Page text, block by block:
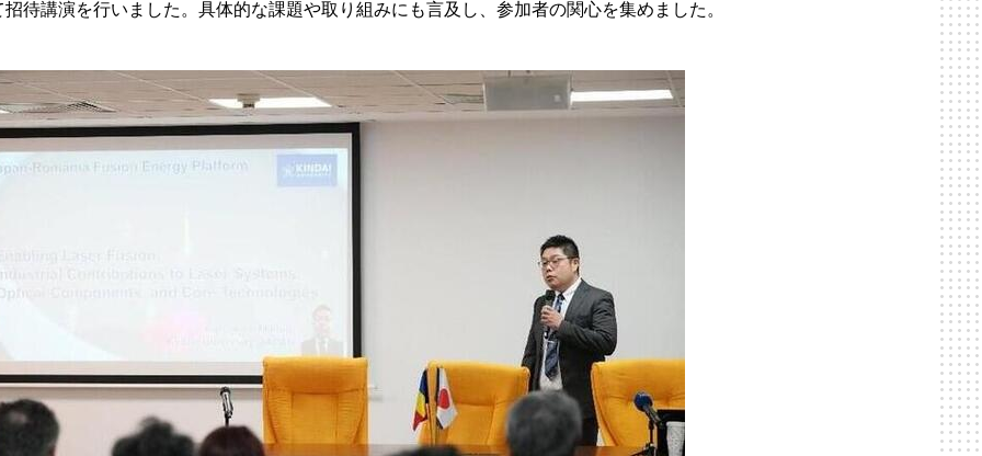
待講演を行いました。具体的な課題や取り組みにも言及し、参加者の関心を集めました。